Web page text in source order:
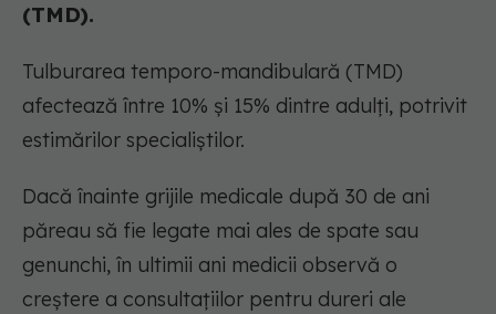
(TMD).
Tulburarea temporo-mandibulară (TMD)
afectează între 10% și 15% dintre adulți, potrivit
estimărilor specialiștilor.
Dacă înainte grijile medicale după 30 de ani
păreau să fie legate mai ales de spate sau
genunchi, în ultimii ani medicii observă o
creștere a consultațiilor pentru dureri ale